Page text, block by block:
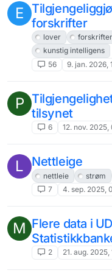
E
forskrifter
lover forskrifter
kunstig intelligens
56
9. jan. 2026,
P
tilsynet
6 12. nov. 2025,
L Nettleige
nettleie strøm
7
4. sep. 2025,
M Flere data i
2 21. aug. 2025,